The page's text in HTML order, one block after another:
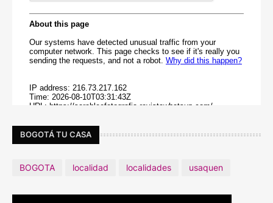
BOGOTÁ TU CASA
BOGOTA localidad localidades usaquen